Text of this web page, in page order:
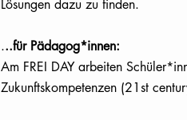
Lösungen dazu zu finden.
...für Pädagog*innen:
Am FREI DAY arbeiten
Zukunftskompetenzen (21st